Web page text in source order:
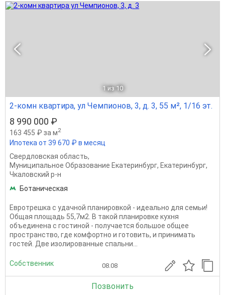
1 из 10
2-комн квартира, ул Чемпионов, 3, д. 3, 55 м², 1/16 эт.
8 990 000 ₽
163 455 ₽ за м2
Ипотека от 39 670 ₽ в месяц
Свердловская область,
Муниципальное Образование Екатеринбург, Екатеринбург,
Чкаловский р-н
Ботаническая
Евротрешка с удачной планировкой - идеально для семьи!
Общая площадь 55,7м2. В такой планировке кухня
объединена с гостиной - получается большое общее
пространство, где комфортно и готовить, и принимать
гостей. Две изолированные спальни...
Собственник 08.08
Позвонить